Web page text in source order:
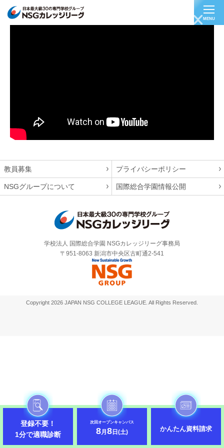
MENU
登録不要！
1分で適職診断
次回オープンキャンパス
8月 8日(土) かんたん資料請求
教員募集 プライバシーポリシー
NSGグループについて 国際総合学園情報公開
学校法人 国際総合学園 NSGカレッジリーグ事務局
〒951-8063 新潟市中央区古町通2-541
Copyright 2026 JAPAN NSG COLLEGE LEAGUE. All Rights Reserved.